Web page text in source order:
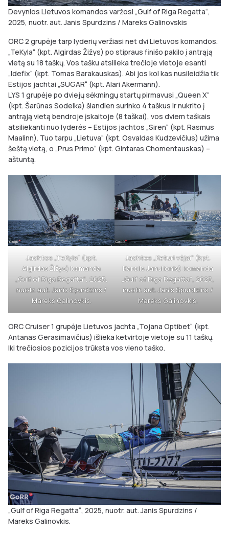
Devynios Lietuvos komandos varžosi „Gulf of Riga Regatta“,
2025, nuotr. aut. Janis Spurdzins / Mareks Galinovskis
ORC 2 grupėje tarp lyderių veržiasi net dvi Lietuvos komandos.
„TeKyla“ (kpt. Algirdas Žižys) po stipraus finišo pakilo į antrąją
vietą su 18 taškų. Vos tašku atsilieka trečioje vietoje esanti
„Idefix“ (kpt. Tomas Barakauskas). Abi jos kol kas nusileidžia tik
Estijos jachtai „SUGAR“ (kpt. Alari Akermann).
LYS 1 grupėje po dviejų sėkmingų startų pirmavusi „Queen X“
(kpt. Šarūnas Sodeika) šiandien surinko 4 taškus ir nukrito į
antrąją vietą bendroje įskaitoje (8 taškai), vos dviem taškais
atsiliekanti nuo lyderės – Estijos jachtos „Siren“ (kpt. Rasmus
Maalinn). Tuo tarpu „Lietuva“ (kpt. Osvaldas Kudzevičius) užima
šeštą vietą, o „Prus Primo“ (kpt. Gintaras Chomentauskas) –
aštuntą.
Jachtos „TeKyla“ (kpt.
Algirdas Žižys) komanda
„Gulf of Riga Regatta“, 2025,
nuotr. aut. Janis Spurdzins /
Mareks Galinovkis.
Jachtos „Keturi vėjai“ (kpt.
Karolis Janulionis) komanda
„Gulf of Riga Regatta“, 2025,
nuotr. aut. Janis Spurdzins /
Mareks Galinovkis.
ORC Cruiser 1 grupėje Lietuvos jachta „Tojana Optibet“ (kpt.
Antanas Gerasimavičius) išlieka ketvirtoje vietoje su 11 taškų.
Iki trečiosios pozicijos trūksta vos vieno taško.
„Gulf of Riga Regatta“, 2025, nuotr. aut. Janis Spurdzins /
Mareks Galinovkis.